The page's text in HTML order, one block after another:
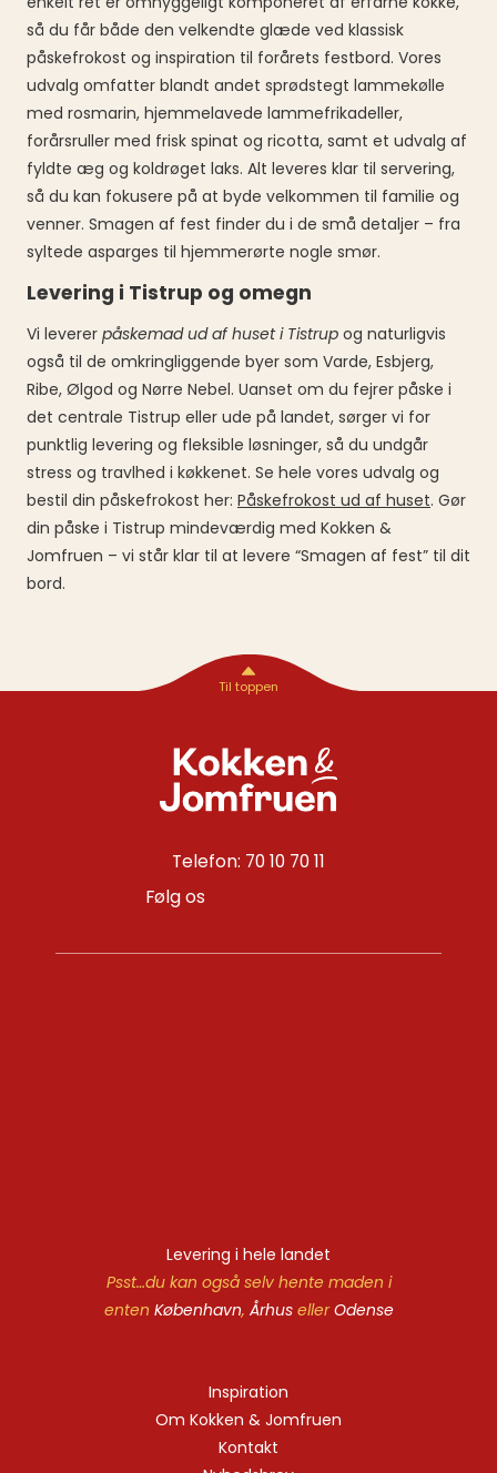
så du får både den velkendte glæde ved klassisk
påskefrokost og inspiration til forårets festbord. Vores
udvalg omfatter blandt andet sprødstegt lammekølle
med rosmarin, hjemmelavede lammefrikadeller,
forårsruller med frisk spinat og ricotta, samt et udvalg af
fyldte æg og koldrøget laks. Alt leveres klar til servering,
så du kan fokusere på at byde velkommen til familie og
venner. Smagen af fest finder du i de små detaljer – fra
syltede asparges til hjemmerørte nogle smør.
Levering i Tistrup og omegn
Vi leverer påskemad ud af huset i Tistrup og naturligvis
også til de omkringliggende byer som Varde, Esbjerg,
Ribe, Ølgod og Nørre Nebel. Uanset om du fejrer påske i
det centrale Tistrup eller ude på landet, sørger vi for
punktlig levering og fleksible løsninger, så du undgår
stress og travlhed i køkkenet. Se hele vores udvalg og
bestil din påskefrokost her: Påskefrokost ud af huset. Gør
din påske i Tistrup mindeværdig med Kokken &
Jomfruen – vi står klar til at levere “Smagen af fest” til dit
bord.
Telefon: 70 10 70 11
Følg os
Levering i hele landet
Psst…du kan også selv hente maden i
enten København, ÅrhusellerOdense
Inspiration
Om Kokken & Jomfruen
Kontakt